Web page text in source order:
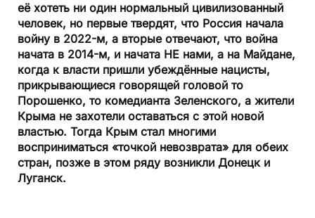
её хотеть ни один нормальный цивилизованный
человек, но первые твердят, что Россия начала
войну в 2022-м, а вторые отвечают, что война
начата в 2014-м, и начата НЕ нами, а на Майдане,
когда к власти пришли убеждённые нацисты,
прикрывающиеся говорящей головой то
Порошенко, то комедианта Зеленского, а жители
Крыма не захотели оставаться с этой новой
властью. Тогда Крым стал многими
восприниматься «точкой невозврата» для обеих
стран, позже в этом ряду возникли Донецк и
Луганск.